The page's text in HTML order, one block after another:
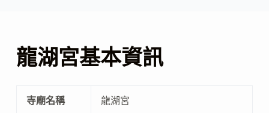
龍湖宮基本資訊
寺廟名稱 龍湖宮